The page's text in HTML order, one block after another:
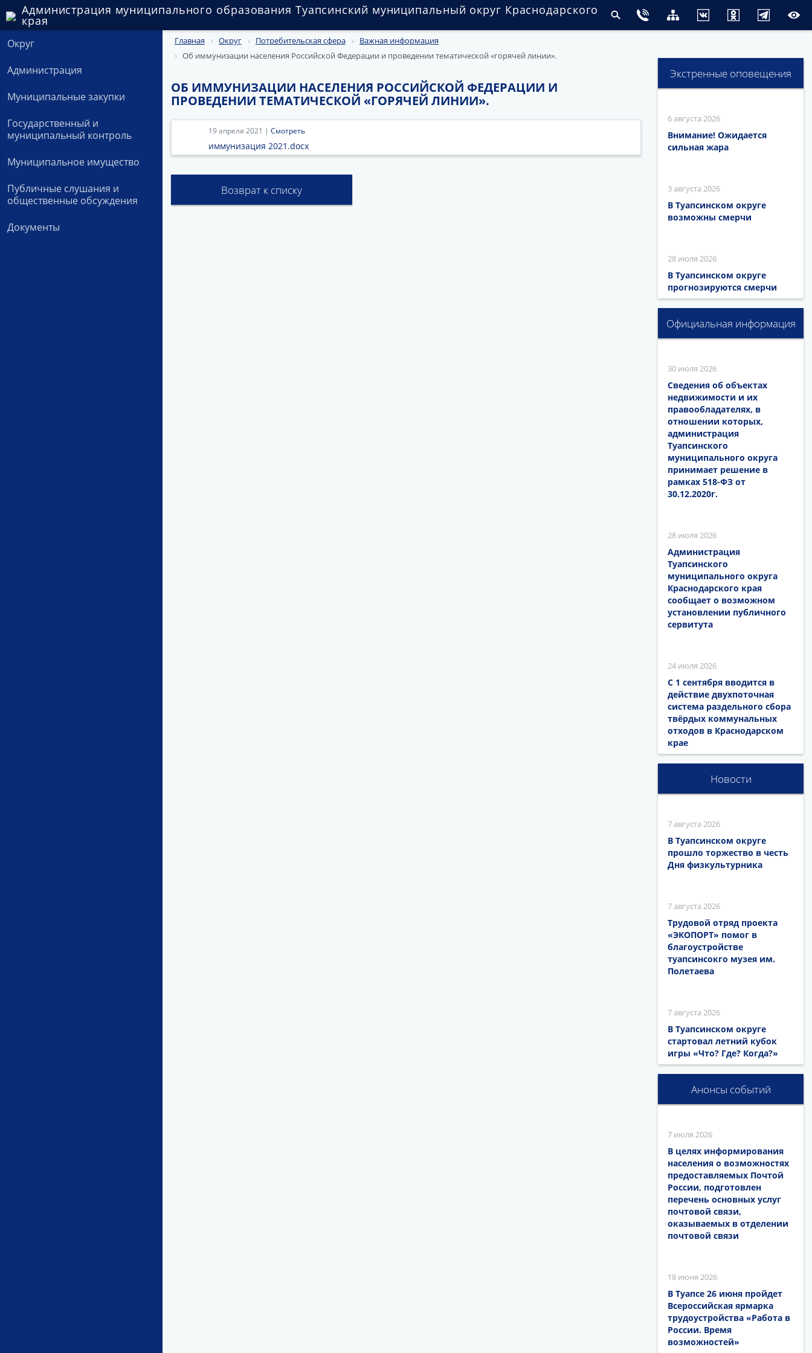
Администрация муниципального образования Туапсинский муниципальный округ Краснодарского
края
Округ
Администрация
Муниципальные закупки
Государственный и
муниципальный контроль
Муниципальное имущество
Публичные слушания и
общественные обсуждения
Документы
Главная Округ Потребительская сфера
Важная информация
Об иммунизации населения Российской Федерации и проведении тематической «горячей линии».
ОБ ИММУНИЗАЦИИ НАСЕЛЕНИЯ РОССИЙСКОЙ ФЕДЕРАЦИИ И
ПРОВЕДЕНИИ ТЕМАТИЧЕСКОЙ «ГОРЯЧЕЙ ЛИНИИ».
19 апреля 2021 | Смотреть
иммунизация 2021.docx
Возврат к списку
Экстренные оповещения
6 августа 2026
Внимание! Ожидается
сильная жара
3 августа 2026
В Туапсинском округе
возможны смерчи
28 июля 2026
В Туапсинском округе
прогнозируются смерчи
Официальная информация
30 июля 2026
Сведения об объектах
недвижимости и их
правообладателях, в
отношении которых,
администрация
Туапсинского
муниципального округа
принимает решение в
рамках 518-ФЗ от
30.12.2020г.
28 июля 2026
Администрация
Туапсинского
муниципального округа
Краснодарского края
сообщает о возможном
установлении публичного
сервитута
24 июля 2026
С 1 сентября вводится в
действие двухпоточная
система раздельного сбора
твёрдых коммунальных
отходов в Краснодарском
крае
Новости
7 августа 2026
В Туапсинском округе
прошло торжество в честь
Дня физкультурника
7 августа 2026
Трудовой отряд проекта
«ЭКОПОРТ» помог в
благоустройстве
туапсинсокго музея им.
Полетаева
7 августа 2026
В Туапсинском округе
стартовал летний кубок
игры «Что? Где? Когда?»
Анонсы событий
7 июля 2026
В целях информирования
населения о возможностях
предоставляемых Почтой
России, подготовлен
перечень основных услуг
почтовой связи,
оказываемых в отделении
почтовой связи
18 июня 2026
В Туапсе 26 июня пройдет
Всероссийская ярмарка
трудоустройства «Работа в
России. Время
возможностей»